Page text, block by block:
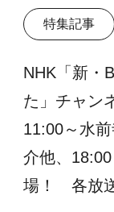
特集記事
NHK「新・
た」チャン
11:00～水
介他、
場！ 各放